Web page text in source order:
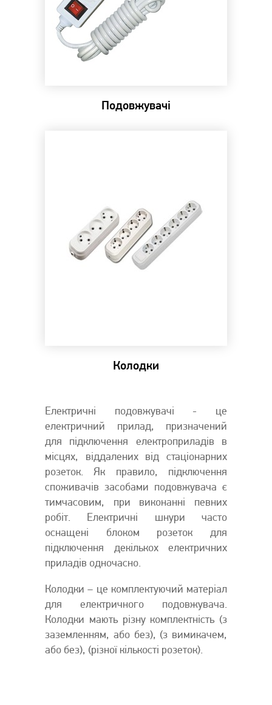
Подовжувачі
Колодки
Електричні подовжувачі - це
електричний прилад, призначений
для підключення електроприладів в
місцях, віддалених від стаціонарних
розеток. Як правило, підключення
споживачів засобами подовжувача є
тимчасовим, при виконанні певних
робіт. Електричні шнури часто
оснащені блоком розеток для
підключення декількох електричних
приладів одночасно.
Колодки – це комплектуючий матеріал
для електричного подовжувача.
Колодки мають різну комплектність (з
заземленням, або без), (з вимикачем,
або без), (різної кількості розеток).